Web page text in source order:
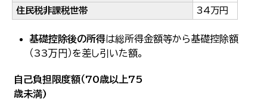
住民税非課税世帯
34万円
基礎控除後の所得は総所得金額等から基礎控除額
（33万円）を差し引いた額。
自己負担限度額（70歳以上75
歳未満)